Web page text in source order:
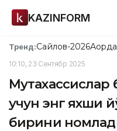
KAZINFORM
Тренд:Сайлов-2026Ақорда
10:10, 23 Сентябр 2025
Мутахассислар
учун энг яхши
бирини